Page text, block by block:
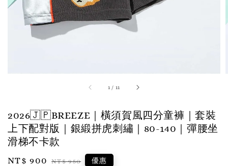
1 / 11
2026🇯🇵BREEZE｜橫須賀風四分童褲｜套裝
上下配對版｜銀緞拼虎刺繡｜80-140｜彈腰坐
滑梯不卡款
Sale
NT$ 900 Regular
NT$ 950 優惠